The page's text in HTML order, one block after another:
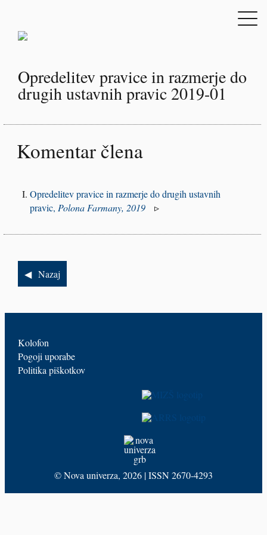
Opredelitev pravice in razmerje do
drugih ustavnih pravic 2019-01
Komentar člena
Opredelitev pravice in razmerje do drugih ustavnih
pravic, Polona Farmany, 2019
Nazaj
Kolofon
Pogoji uporabe
Politika piškotkov
©Nova univerza, 2026 | ISSN 2670-4293